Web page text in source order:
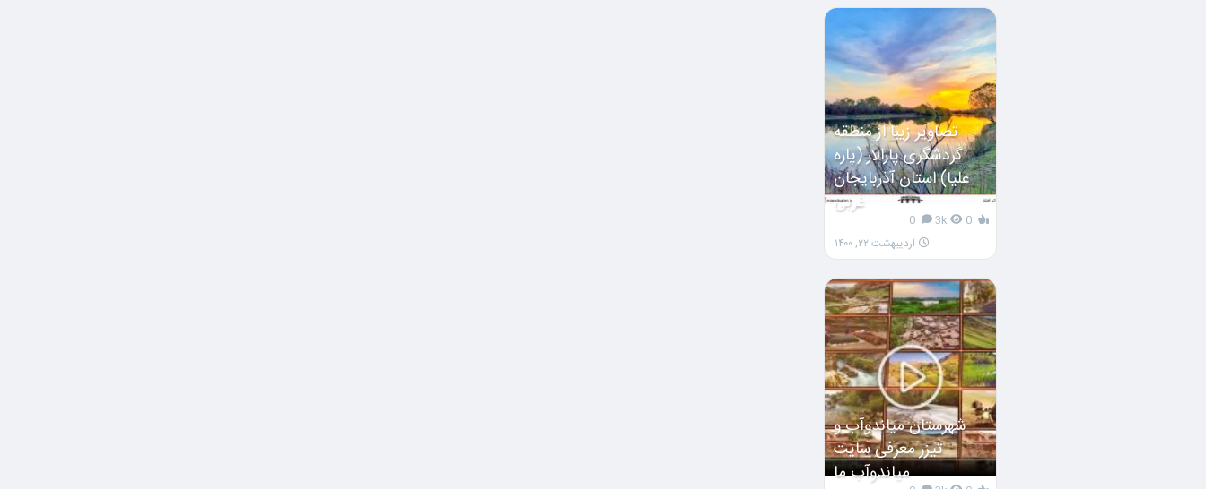
تصاویر زیبا از منطقه
گردشگری پارالار (پاره
علیا) استان آذربایجان
غربی
0
3k
0
اردیبهشت ۲۲, ۱۴۰۰
شهرستان میاندوآب و
تیزر معرفی سایت
میاندوآب ما